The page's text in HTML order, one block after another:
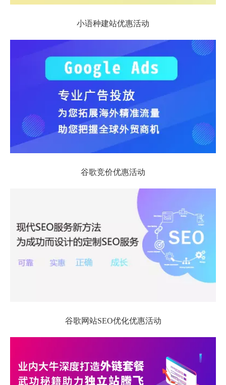
小语种建站优惠活动
谷歌竞价优惠活动
谷歌网站SEO优化优惠活动